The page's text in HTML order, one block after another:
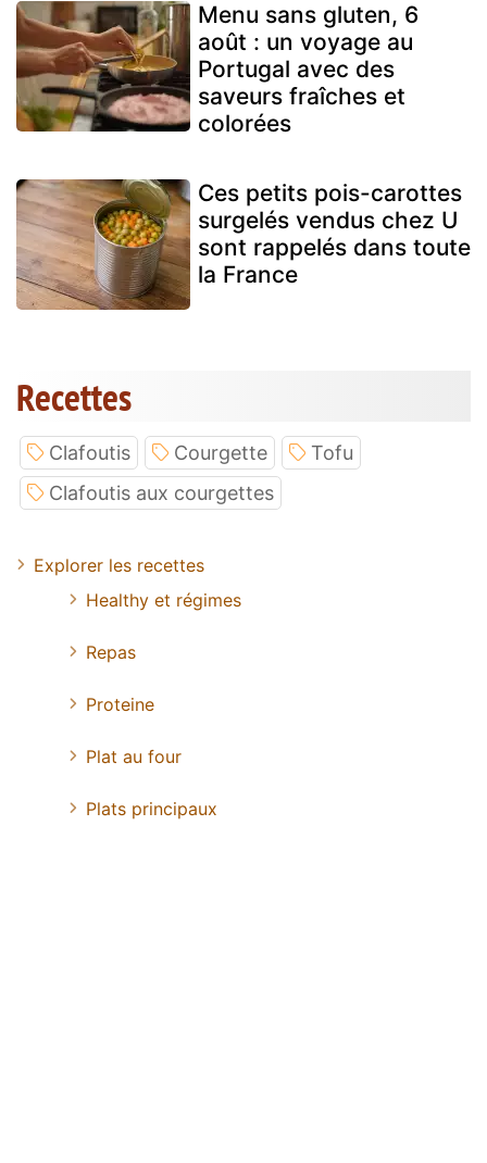
Menu sans gluten, 6
août : un voyage au
Portugal avec des
saveurs fraîches et
colorées
Ces petits pois-carottes
surgelés vendus chez U
sont rappelés dans toute
la France
Recettes
Clafoutis Courgette
Tofu
Clafoutis aux courgettes
Explorer les recettes
Healthy et régimes
Repas
Proteine
Plat au four
Plats principaux